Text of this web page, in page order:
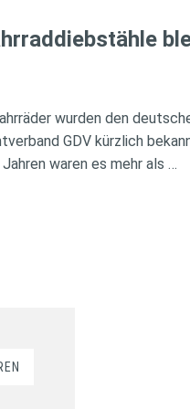
wurden den
GDV kürzlich
waren es mehr als …